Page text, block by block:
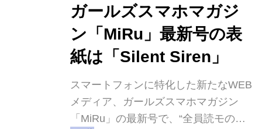
コンサート会場と同じように、ライ
ブ・ビューイングでも熱く盛り上がろ
う！なお、ライブ・ビューイングチケ
ットは、7月14日（火） 11：59日ま
ン、ミニストップ店内の端末
「Loppi」にて発売中です！ 三代目 ...
ガールズスマホマガジ
ン「MiRu」最新号の表
紙は「Silent Siren」
スマートフォンに特化した新たなWEB
メディア、ガールズスマホマガジン
「MiRu」の最新号で、“全員読モの原